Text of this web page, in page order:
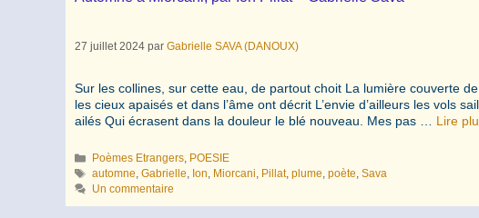
27 juillet 2024 par Gabrielle SAVA (DANOUX)
Sur les collines, sur cette eau, de partout choit La lumière couverte
les cieux apaisés et dans l’âme ont décrit L’envie d’ailleurs les vols
ailés Qui écrasent dans la douleur le blé nouveau. Mes pas … Lire
Catégories
Poèmes Etrangers, POESIE
Étiquettes
automne,Gabrielle, Ion, Miorcani, Pillat,plume,poète,Sava
Un commentaire